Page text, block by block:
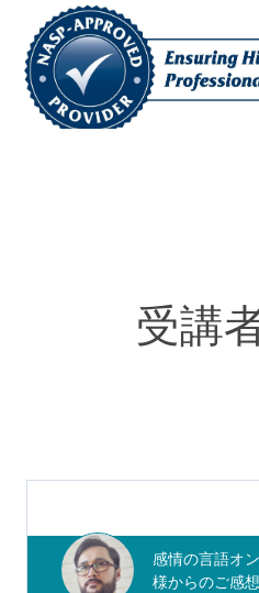
専門家向けの
講座を探す
受講
感情の言語オ
様からのご感想